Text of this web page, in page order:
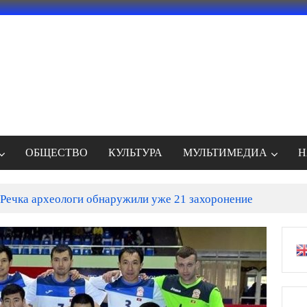
ОБЩЕСТВО КУЛЬТУРА МУЛЬТИМЕДИА
археологи обнаружили уже 21 захоронение